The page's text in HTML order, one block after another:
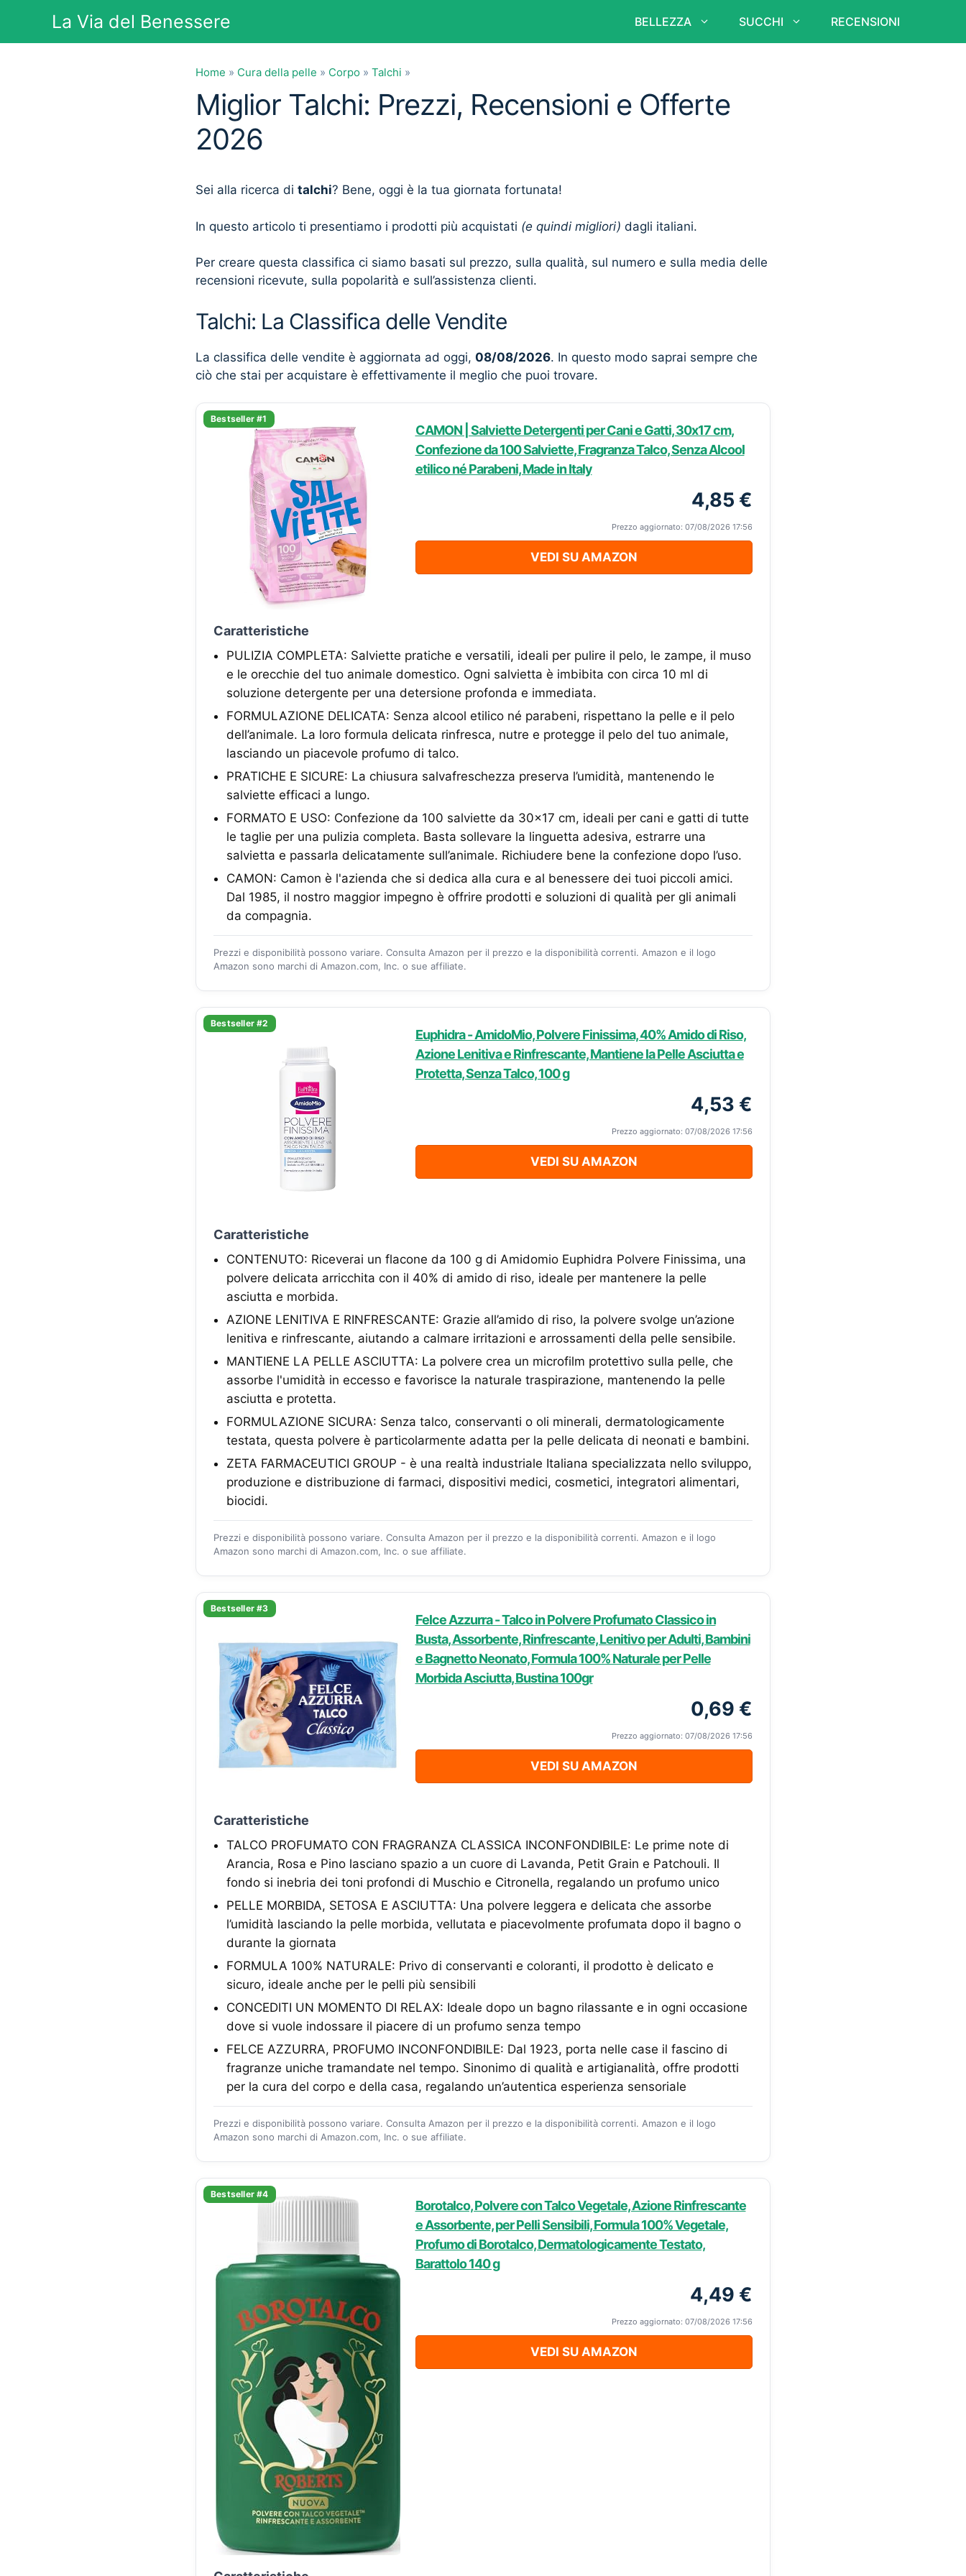
contenuto
La Via del Benessere BELLEZZA SUCCHI RECENSIONI
Home » Cura della pelle » Corpo » Talchi »
Miglior Talchi: Prezzi, Recensioni e Offerte
2026
Sei alla ricerca di talchi? Bene, oggi è la tua giornata fortunata!
In questo articolo ti presentiamo i prodotti più acquistati (e quindi migliori) dagli italiani.
Per creare questa classifica ci siamo basati sul prezzo, sulla qualità, sul numero e sulla media delle
recensioni ricevute, sulla popolarità e sull’assistenza clienti.
Talchi: La Classifica delle Vendite
La classifica delle vendite è aggiornata ad oggi, 08/08/2026. In questo modo saprai sempre che
ciò che stai per acquistare è effettivamente il meglio che puoi trovare.
Bestseller #1
CAMON | Salviette Detergenti per Cani e Gatti, 30x17 cm,
Confezione da 100 Salviette, Fragranza Talco, Senza Alcool
etilico né Parabeni, Made in Italy
4,85 €
Prezzo aggiornato: 07/08/2026 17:56
VEDI SU AMAZON
Caratteristiche
PULIZIA COMPLETA: Salviette pratiche e versatili, ideali per pulire il pelo, le zampe, il muso
e le orecchie del tuo animale domestico. Ogni salvietta è imbibita con circa 10 ml di
soluzione detergente per una detersione profonda e immediata.
FORMULAZIONE DELICATA: Senza alcool etilico né parabeni, rispettano la pelle e il pelo
dell’animale. La loro formula delicata rinfresca, nutre e protegge il pelo del tuo animale,
lasciando un piacevole profumo di talco.
PRATICHE E SICURE: La chiusura salvafreschezza preserva l’umidità, mantenendo le
salviette efficaci a lungo.
FORMATO E USO: Confezione da 100 salviette da 30x17 cm, ideali per cani e gatti di tutte
le taglie per una pulizia completa. Basta sollevare la linguetta adesiva, estrarre una
salvietta e passarla delicatamente sull’animale. Richiudere bene la confezione dopo l’uso.
CAMON: Camon è l'azienda che si dedica alla cura e al benessere dei tuoi piccoli amici.
Dal 1985, il nostro maggior impegno è offrire prodotti e soluzioni di qualità per gli animali
da compagnia.
Prezzi e disponibilità possono variare. Consulta Amazon per il prezzo e la disponibilità correnti. Amazon e il logo
Amazon sono marchi di Amazon.com, Inc. o sue affiliate.
Bestseller #2
Euphidra - AmidoMio, Polvere Finissima, 40% Amido di Riso,
Azione Lenitiva e Rinfrescante, Mantiene la Pelle Asciutta e
Protetta, Senza Talco, 100 g
4,53 €
Prezzo aggiornato: 07/08/2026 17:56
VEDI SU AMAZON
Caratteristiche
CONTENUTO: Riceverai un flacone da 100 g di Amidomio Euphidra Polvere Finissima, una
polvere delicata arricchita con il 40% di amido di riso, ideale per mantenere la pelle
asciutta e morbida.
AZIONE LENITIVA E RINFRESCANTE: Grazie all’amido di riso, la polvere svolge un’azione
lenitiva e rinfrescante, aiutando a calmare irritazioni e arrossamenti della pelle sensibile.
MANTIENE LA PELLE ASCIUTTA: La polvere crea un microfilm protettivo sulla pelle, che
assorbe l'umidità in eccesso e favorisce la naturale traspirazione, mantenendo la pelle
asciutta e protetta.
FORMULAZIONE SICURA: Senza talco, conservanti o oli minerali, dermatologicamente
testata, questa polvere è particolarmente adatta per la pelle delicata di neonati e bambini.
ZETA FARMACEUTICI GROUP - è una realtà industriale Italiana specializzata nello sviluppo,
produzione e distribuzione di farmaci, dispositivi medici, cosmetici, integratori alimentari,
biocidi.
Prezzi e disponibilità possono variare. Consulta Amazon per il prezzo e la disponibilità correnti. Amazon e il logo
Amazon sono marchi di Amazon.com, Inc. o sue affiliate.
Bestseller #3
Felce Azzurra - Talco in Polvere Profumato Classico in
Busta, Assorbente, Rinfrescante, Lenitivo per Adulti, Bambini
e Bagnetto Neonato, Formula 100% Naturale per Pelle
Morbida Asciutta, Bustina 100gr
0,69 €
Prezzo aggiornato: 07/08/2026 17:56
VEDI SU AMAZON
Caratteristiche
TALCO PROFUMATO CON FRAGRANZA CLASSICA INCONFONDIBILE: Le prime note di
Arancia, Rosa e Pino lasciano spazio a un cuore di Lavanda, Petit Grain e Patchouli. Il
fondo si inebria dei toni profondi di Muschio e Citronella, regalando un profumo unico
PELLE MORBIDA, SETOSA E ASCIUTTA: Una polvere leggera e delicata che assorbe
l’umidità lasciando la pelle morbida, vellutata e piacevolmente profumata dopo il bagno o
durante la giornata
FORMULA 100% NATURALE: Privo di conservanti e coloranti, il prodotto è delicato e
sicuro, ideale anche per le pelli più sensibili
CONCEDITI UN MOMENTO DI RELAX: Ideale dopo un bagno rilassante e in ogni occasione
dove si vuole indossare il piacere di un profumo senza tempo
FELCE AZZURRA, PROFUMO INCONFONDIBILE: Dal 1923, porta nelle case il fascino di
fragranze uniche tramandate nel tempo. Sinonimo di qualità e artigianalità, offre prodotti
per la cura del corpo e della casa, regalando un’autentica esperienza sensoriale
Prezzi e disponibilità possono variare. Consulta Amazon per il prezzo e la disponibilità correnti. Amazon e il logo
Amazon sono marchi di Amazon.com, Inc. o sue affiliate.
Bestseller #4
Borotalco, Polvere con Talco Vegetale, Azione Rinfrescante
e Assorbente, per Pelli Sensibili, Formula 100% Vegetale,
Profumo di Borotalco, Dermatologicamente Testato,
Barattolo 140 g
4,49 €
Prezzo aggiornato: 07/08/2026 17:56
VEDI SU AMAZON